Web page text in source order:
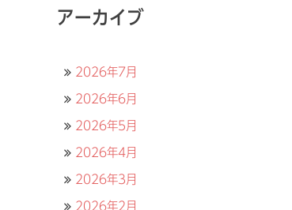
アーカイブ
2026年7月
2026年6月
2026年5月
2026年4月
2026年3月
2026年2月